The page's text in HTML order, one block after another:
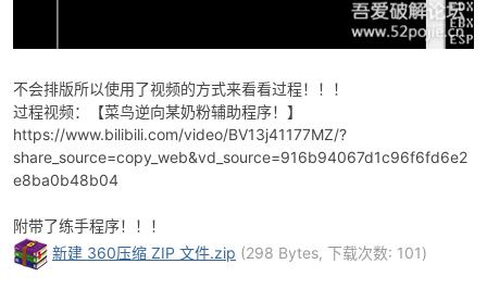
不会排版所以使用了视频的方式来看看过程！！！
过程视频：【菜鸟逆向某奶粉辅助程序！】
https://www.bilibili.com/video/BV13j41177MZ/?
share_source=copy_web&vd_source=916b94067d1c96f6fd6e2
e8ba0b48b04
附带了练手程序！！！
新建 360压缩 ZIP 文件.zip (298 Bytes, 下载次数: 101)